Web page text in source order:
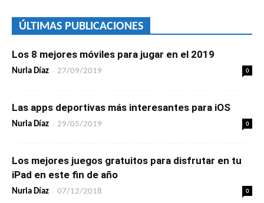
ÚLTIMAS PUBLICACIONES
Los 8 mejores móviles para jugar en el 2019
Nuria Díaz - 27/09/2019 0
Las apps deportivas más interesantes para iOS
Nuria Díaz - 29/05/2019 0
Los mejores juegos gratuitos para disfrutar en tu
iPad en este fin de año
Nuria Díaz - 07/12/2018 0